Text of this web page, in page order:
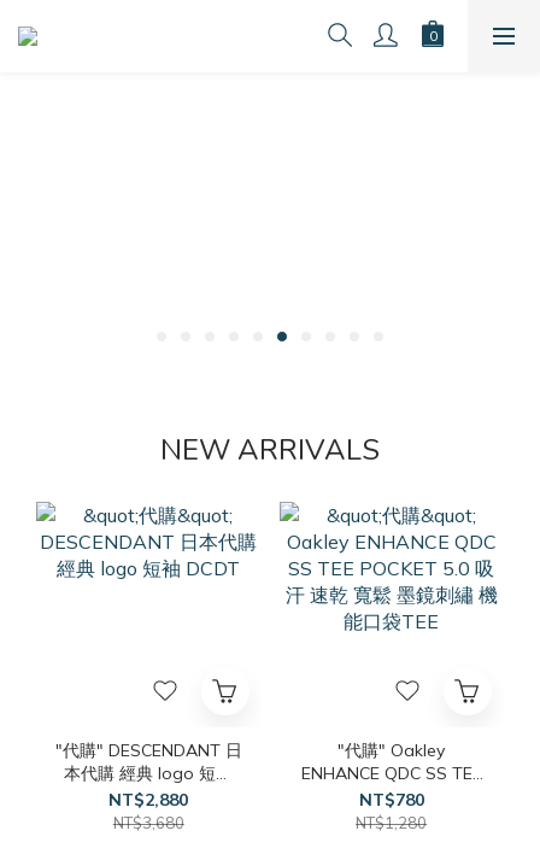
NEW ARRIVALS
"代購" DESCENDANT 日
本代購 經典 logo 短袖
DCDT
NT$2,880
NT$3,680
"代購" Oakley
ENHANCE QDC SS TEE
POCKET 5.0 吸汗 速乾
寬鬆 墨鏡刺繡 機能口袋
NT$780
NT$1,280